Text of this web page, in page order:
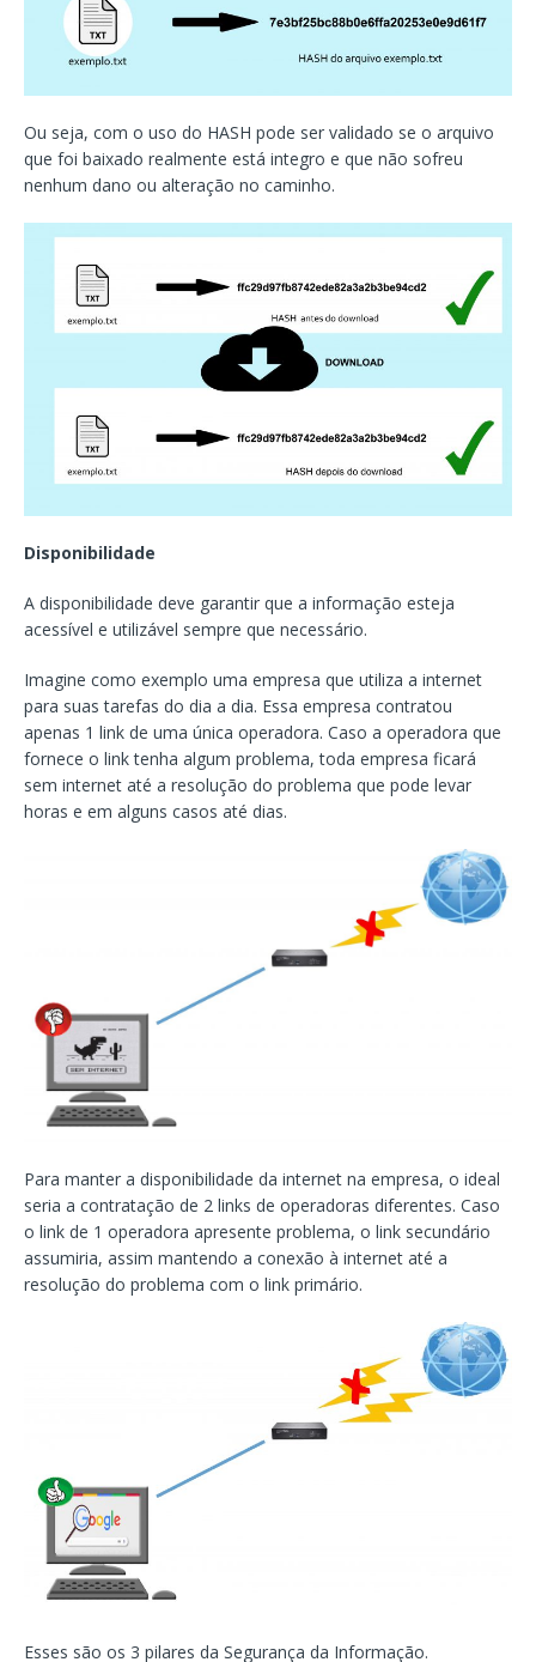
Ou seja, com o uso do HASH pode ser validado se o arquivo
que foi baixado realmente está integro e que não sofreu
nenhum dano ou alteração no caminho.
Disponibilidade
A disponibilidade deve garantir que a informação esteja
acessível e utilizável sempre que necessário.
Imagine como exemplo uma empresa que utiliza a internet
para suas tarefas do dia a dia. Essa empresa contratou
apenas 1 link de uma única operadora. Caso a operadora que
fornece o link tenha algum problema, toda empresa ficará
sem internet até a resolução do problema que pode levar
horas e em alguns casos até dias.
Para manter a disponibilidade da internet na empresa, o ideal
seria a contratação de 2 links de operadoras diferentes. Caso
o link de 1 operadora apresente problema, o link secundário
assumiria, assim mantendo a conexão à internet até a
resolução do problema com o link primário.
Esses são os 3 pilares da Segurança da Informação.